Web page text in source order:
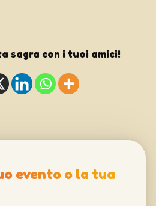
sagra con i tuoi amici!
evento o la tua